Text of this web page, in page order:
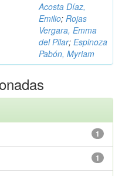
Acosta Díaz,
Emilio; Rojas
Vergara, Emma
del Pilar; Espinoza
Pabón, Myriam
1
1